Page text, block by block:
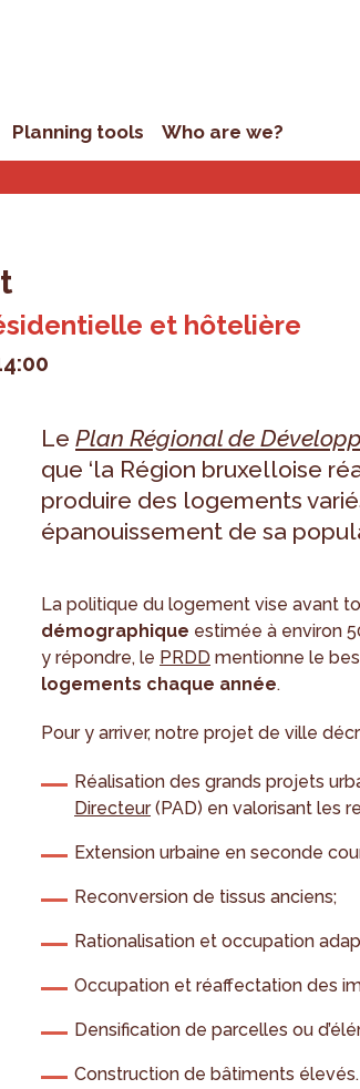
Planning tools Who are we?
et hôtelière
Le Plan Régional de
que ‘la Région bruxelloise
produire des logements
épanouissement de sa
La politique du logement vise avant
démographique estimée à environ
y répondre, le PRDD mentionne le
logements chaque année.
Pour y arriver, notre projet de ville
Réalisation des grands projets
Directeur(PAD) en valorisant les
Extension urbaine en seconde
Reconversion de tissus anciens;
Rationalisation et occupation
Occupation et réaffectation des
Densification de parcelles ou
Construction de bâtiments élevés.